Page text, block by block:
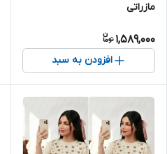
مازراتی
1,589,000
افزودن به سبد